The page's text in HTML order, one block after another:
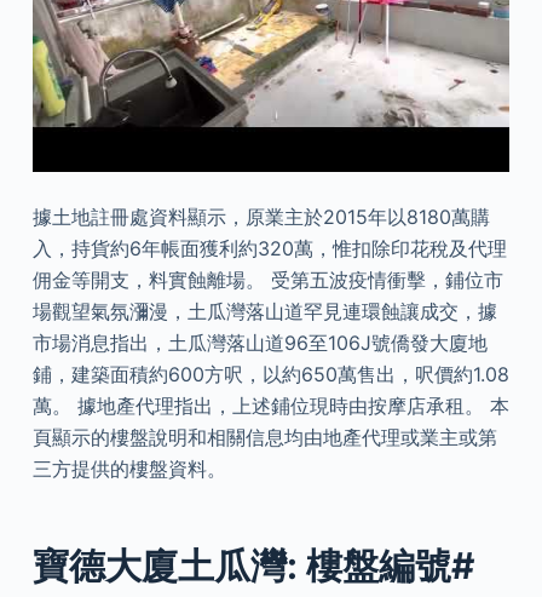
據土地註冊處資料顯示，原業主於2015年以8180萬購
入，持貨約6年帳面獲利約320萬，惟扣除印花稅及代理
佣金等開支，料實蝕離場。 受第五波疫情衝擊，鋪位市
場觀望氣氛瀰漫，土瓜灣落山道罕見連環蝕讓成交，據
市場消息指出，土瓜灣落山道96至106J號僑發大廈地
鋪，建築面積約600方呎，以約650萬售出，呎價約1.08
萬。 據地產代理指出，上述鋪位現時由按摩店承租。 本
頁顯示的樓盤說明和相關信息均由地產代理或業主或第
三方提供的樓盤資料。
寶德大廈土瓜灣: 樓盤編號#